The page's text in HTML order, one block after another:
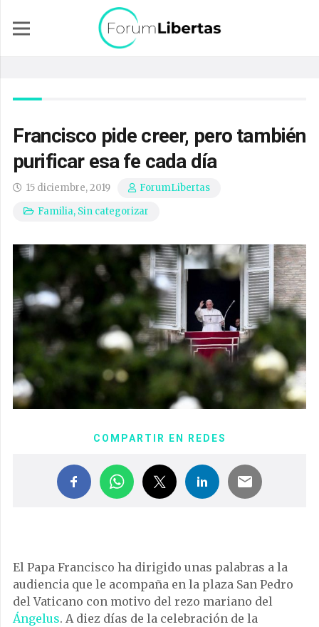
Francisco pide creer, pero también
purificar esa fe cada día
15 diciembre, 2019
ForumLibertas
Familia, Sin categorizar
COMPARTIR EN REDES
El Papa Francisco ha dirigido unas palabras a la
audiencia que le acompaña en la plaza San Pedro
del Vaticano con motivo del rezo mariano del
Ángelus. A diez días de la celebración de la